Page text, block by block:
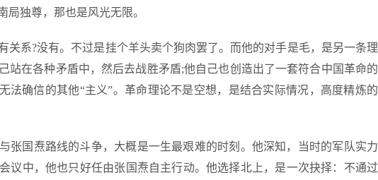
局独尊，那也是风光无限。
关系?没有。不过是挂个羊头卖个狗肉罢了。而他的对手是毛，是另一条理
站在各种矛盾中，然后去战胜矛盾;他自己也创造出了一套符合中国革命的
法确信的其他“主义”。革命理论不是空想，是结合实际情况，高度精炼的
张国焘路线的斗争，大概是一生最艰难的时刻。他深知，当时的军队实力
议中，他也只好任由张国焘自主行动。他选择北上，是一次抉择：不通过